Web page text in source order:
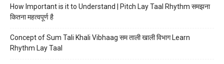
How Important is it to Understand | Pitch Lay Taal Rhythm समझना
कितना महत्वपूर्ण है
Concept of Sum Tali Khali Vibhaag सम ताली खाली विभाग Learn
Rhythm Lay Taal